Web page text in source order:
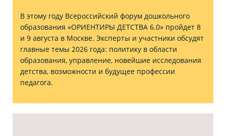
В этому году Всероссийский форум дошкольного
образования «ОРИЕНТИРЫ ДЕТСТВА 6.0» пройдет 8
и 9 августа в Москве. Эксперты и участники обсудят
главные темы 2026 года: политику в области
образования, управление, новейшие исследования
детства, возможности и будущее профессии
педагога.